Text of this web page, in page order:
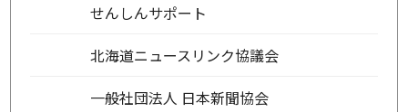
せんしんサポート
北海道ニュースリンク協議会
一般社団法人 日本新聞協会